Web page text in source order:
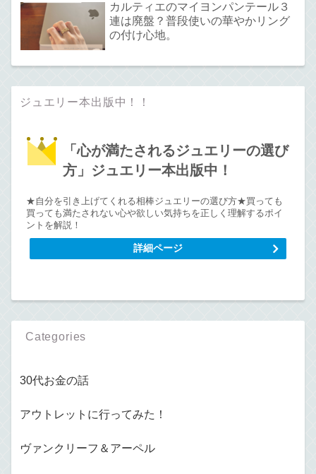
カルティエのマイヨンパンテール３
連は廃盤？普段使いの華やかリング
の付け心地。
ジュエリー本出版中！！
「心が満たされるジュエリーの選び
方」ジュエリー本出版中！
★自分を引き上げてくれる相棒ジュエリーの選び方★買っても
買っても満たされない心や欲しい気持ちを正しく理解するポイ
ントを解説！
詳細ページ
Categories
30代お金の話
アウトレットに行ってみた！
ヴァンクリーフ＆アーペル